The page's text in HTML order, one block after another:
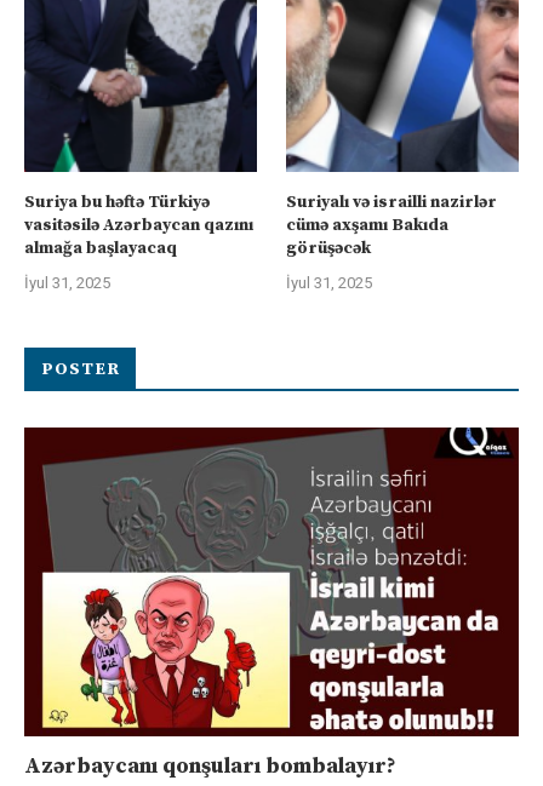
Suriya bu həftə Türkiyə
vasitəsilə Azərbaycan qazını
almağa başlayacaq
İyul 31, 2025
Suriyalı və israilli nazirlər
cümə axşamı Bakıda
görüşəcək
İyul 31, 2025
POSTER
Azərbaycanı qonşuları bombalayır?